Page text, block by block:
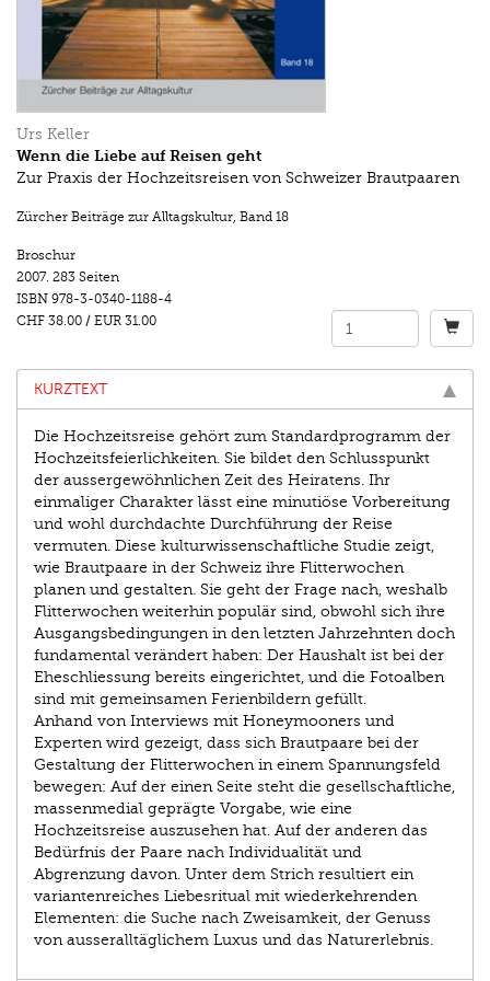
Urs Keller
Wenn die Liebe auf Reisen geht
Zur Praxis der Hochzeitsreisen von Schweizer Brautpaaren
Zürcher Beiträge zur Alltagskultur, Band 18
Broschur
2007. 283 Seiten
ISBN 978-3-0340-1188-4
CHF 38.00 / EUR 31.00
KURZTEXT
Die Hochzeitsreise gehört zum Standardprogramm der
Hochzeitsfeierlichkeiten. Sie bildet den Schlusspunkt
der aussergewöhnlichen Zeit des Heiratens. Ihr
einmaliger Charakter lässt eine minutiöse Vorbereitung
und wohl durchdachte Durchführung der Reise
vermuten. Diese kulturwissenschaftliche Studie zeigt,
wie Brautpaare in der Schweiz ihre Flitterwochen
planen und gestalten. Sie geht der Frage nach, weshalb
Flitterwochen weiterhin populär sind, obwohl sich ihre
Ausgangsbedingungen in den letzten Jahrzehnten doch
fundamental verändert haben: Der Haushalt ist bei der
Eheschliessung bereits eingerichtet, und die Fotoalben
sind mit gemeinsamen Ferienbildern gefüllt.
Anhand von Interviews mit Honeymooners und
Experten wird gezeigt, dass sich Brautpaare bei der
Gestaltung der Flitterwochen in einem Spannungsfeld
bewegen: Auf der einen Seite steht die gesellschaftliche,
massenmedial geprägte Vorgabe, wie eine
Hochzeitsreise auszusehen hat. Auf der anderen das
Bedürfnis der Paare nach Individualität und
Abgrenzung davon. Unter dem Strich resultiert ein
variantenreiches Liebesritual mit wiederkehrenden
Elementen: die Suche nach Zweisamkeit, der Genuss
von ausseralltäglichem Luxus und das Naturerlebnis.